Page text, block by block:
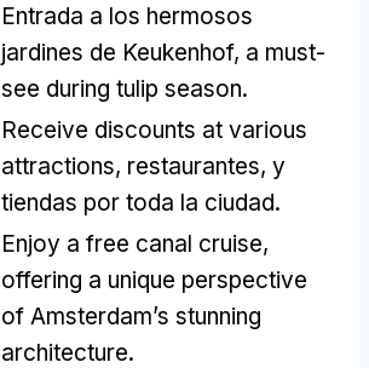
Entrada a los hermosos
jardines de Keukenhof, a must-
see during tulip season.
Receive discounts at various
attractions, restaurantes, y
tiendas por toda la ciudad.
Enjoy a free canal cruise,
offering a unique perspective
of Amsterdam’s stunning
architecture.